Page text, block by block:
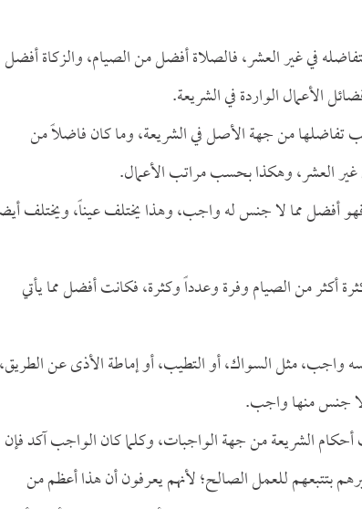
في غير العشر، فالصلاة أفضل من الصيام، والزكاة أفضل
الأعمال الواردة في الشريعة.
تفاضلها من جهة الأصل في الشريعة، وما كان فاضلاً من
العشر، وهكذا بحسب مراتب الأعمال.
أفضل مما لا جنس له واجب، وهذا يختلف عيناً، ويختلف
من الصيام وفرة وعدداً وكثرة، فكانت أفضل مما يأتي
واجب، مثل السواك، أو التطيب، أو إماطة الأذى عن
لا جنس منها واجب.
أحكام الشريعة من جهة الواجبات، وكلما كان الواجب آكد فإن
بتتبعهم للعمل الصالح؛ لأنهم يعرفون أن هذا أعظم من